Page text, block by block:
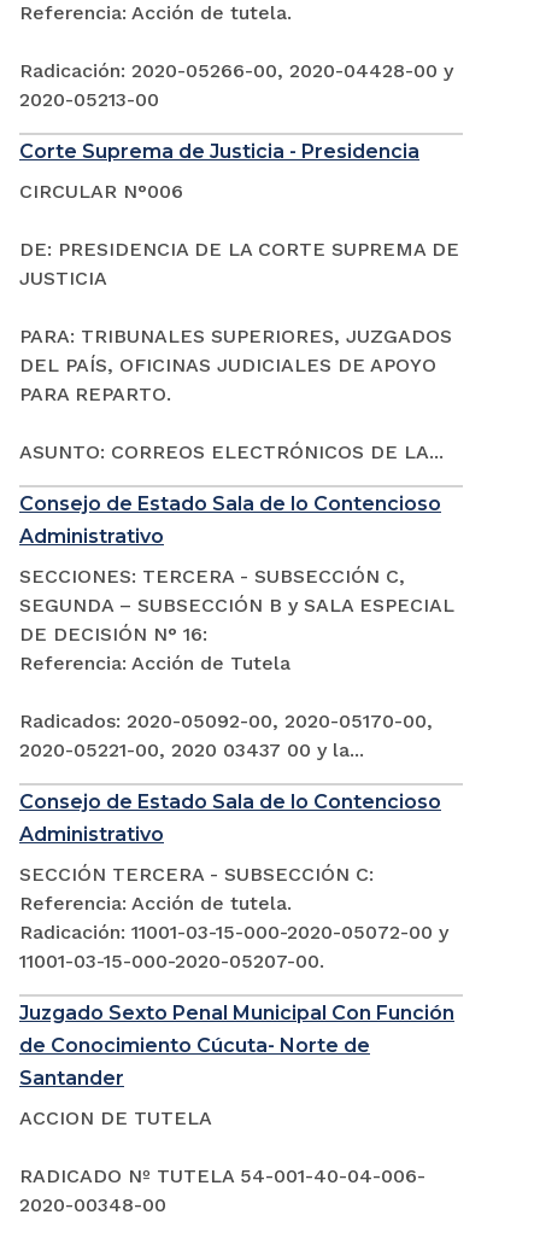
Referencia: Acción de tutela.
Radicación: 2020-05266-00, 2020-04428-00 y
2020-05213-00
Corte Suprema de Justicia - Presidencia
CIRCULAR N°006
DE: PRESIDENCIA DE LA CORTE SUPREMA DE
JUSTICIA
PARA: TRIBUNALES SUPERIORES, JUZGADOS
DEL PAÍS, OFICINAS JUDICIALES DE APOYO
PARA REPARTO.
ASUNTO: CORREOS ELECTRÓNICOS DE LA...
Consejo de Estado Sala de lo Contencioso
Administrativo
SECCIONES: TERCERA - SUBSECCIÓN C,
SEGUNDA – SUBSECCIÓN B y SALA ESPECIAL
DE DECISIÓN N° 16:
Referencia: Acción de Tutela
Radicados: 2020-05092-00, 2020-05170-00,
2020-05221-00, 2020 03437 00 y la...
Consejo de Estado Sala de lo Contencioso
Administrativo
SECCIÓN TERCERA - SUBSECCIÓN C:
Referencia: Acción de tutela.
Radicación: 11001-03-15-000-2020-05072-00 y
11001-03-15-000-2020-05207-00.
Juzgado Sexto Penal Municipal Con Función
de Conocimiento Cúcuta- Norte de
Santander
ACCION DE TUTELA
RADICADO Nº TUTELA 54-001-40-04-006-
2020-00348-00